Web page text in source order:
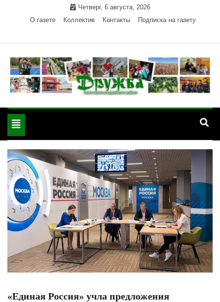
Четверг, 6 августа, 2026
О газете
Коллектив Контакты Подписка на газету
"Дружба" — газета
района РА
Красногвардейского района Республики Адыгея
Toggle
navigation
«Единая Россия» учла предложения